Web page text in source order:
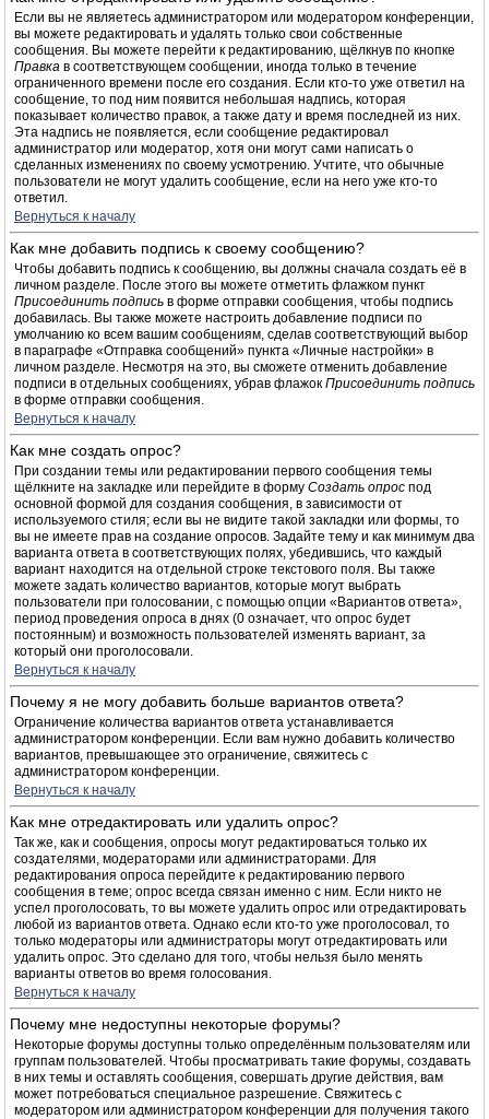
Если вы не являетесь администратором или модератором конференции,
вы можете редактировать и удалять только свои собственные
сообщения. Вы можете перейти к редактированию, щёлкнув по кнопке
Правка в соответствующем сообщении, иногда только в течение
ограниченного времени после его создания. Если кто-то уже ответил на
сообщение, то под ним появится небольшая надпись, которая
показывает количество правок, а также дату и время последней из них.
Эта надпись не появляется, если сообщение редактировал
администратор или модератор, хотя они могут сами написать о
сделанных изменениях по своему усмотрению. Учтите, что обычные
пользователи не могут удалить сообщение, если на него уже кто-то
ответил.
Вернуться к началу
Как мне добавить подпись к своему сообщению?
Чтобы добавить подпись к сообщению, вы должны сначала создать её в
личном разделе. После этого вы можете отметить флажком пункт
Присоединить подпись в форме отправки сообщения, чтобы подпись
добавилась. Вы также можете настроить добавление подписи по
умолчанию ко всем вашим сообщениям, сделав соответствующий выбор
в параграфе «Отправка сообщений» пункта «Личные настройки» в
личном разделе. Несмотря на это, вы сможете отменить добавление
подписи в отдельных сообщениях, убрав флажок Присоединить подпись
в форме отправки сообщения.
Вернуться к началу
Как мне создать опрос?
При создании темы или редактировании первого сообщения темы
щёлкните на закладке или перейдите в форму Создать опрос под
основной формой для создания сообщения, в зависимости от
используемого стиля; если вы не видите такой закладки или формы, то
вы не имеете прав на создание опросов. Задайте тему и как минимум два
варианта ответа в соответствующих полях, убедившись, что каждый
вариант находится на отдельной строке текстового поля. Вы также
можете задать количество вариантов, которые могут выбрать
пользователи при голосовании, с помощью опции «Вариантов ответа»,
период проведения опроса в днях (0 означает, что опрос будет
постоянным) и возможность пользователей изменять вариант, за
который они проголосовали.
Вернуться к началу
Почему я не могу добавить больше вариантов ответа?
Ограничение количества вариантов ответа устанавливается
администратором конференции. Если вам нужно добавить количество
вариантов, превышающее это ограничение, свяжитесь с
администратором конференции.
Вернуться к началу
Как мне отредактировать или удалить опрос?
Так же, как и сообщения, опросы могут редактироваться только их
создателями, модераторами или администраторами. Для
редактирования опроса перейдите к редактированию первого
сообщения в теме; опрос всегда связан именно с ним. Если никто не
успел проголосовать, то вы можете удалить опрос или отредактировать
любой из вариантов ответа. Однако если кто-то уже проголосовал, то
только модераторы или администраторы могут отредактировать или
удалить опрос. Это сделано для того, чтобы нельзя было менять
варианты ответов во время голосования.
Вернуться к началу
Почему мне недоступны некоторые форумы?
Некоторые форумы доступны только определённым пользователям или
группам пользователей. Чтобы просматривать такие форумы, создавать
в них темы и оставлять сообщения, совершать другие действия, вам
может потребоваться специальное разрешение. Свяжитесь с
модератором или администратором конференции для получения такого